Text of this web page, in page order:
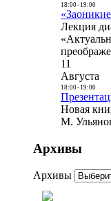
18:00- 19:00
Лекция
11
Августа
18:00- 19:00
Новая
М.
Архивы
Архивы